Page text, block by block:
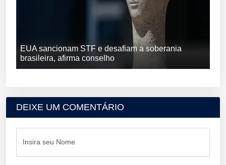
EUA sancionam STF e desafiam a soberania
brasileira, afirma conselho
DEIXE UM COMENTÁRIO
Insira seu Nome